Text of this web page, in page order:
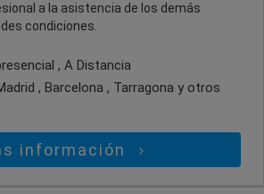
a la asistencia de los demás
condiciones.
, A Distancia
, Barcelona , Tarragona y otros
información